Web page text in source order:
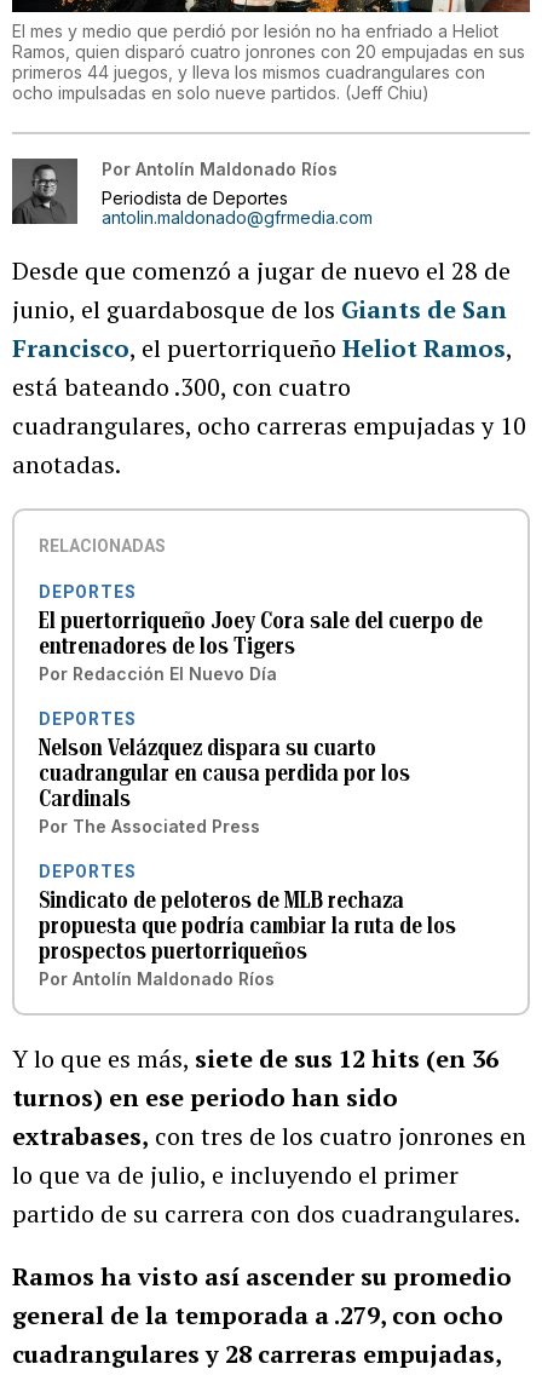
El mes y medio que perdió por lesión no ha enfriado a Heliot
Ramos, quien disparó cuatro jonrones con 20 empujadas en sus
primeros 44 juegos, y lleva los mismos cuadrangulares con
ocho impulsadas en solo nueve partidos. (Jeff Chiu)
Por Antolín Maldonado Ríos
Periodista de Deportes
antolin.maldonado@gfrmedia.com
Desde que comenzó a jugar de nuevo el 28 de
junio, el guardabosque de los Giants de San
Francisco, el puertorriqueño Heliot Ramos,
está bateando .300, con cuatro
cuadrangulares, ocho carreras empujadas y 10
anotadas.
RELACIONADAS
DEPORTES
El puertorriqueño Joey Cora sale del cuerpo de
entrenadores de los Tigers
Por Redacción El Nuevo Día
DEPORTES
Nelson Velázquez dispara su cuarto
cuadrangular en causa perdida por los
Cardinals
Por The Associated Press
DEPORTES
Sindicato de peloteros de MLB rechaza
propuesta que podría cambiar la ruta de los
prospectos puertorriqueños
Por Antolín Maldonado Ríos
Y lo que es más, siete de sus 12 hits (en 36
turnos) en ese periodo han sido
extrabases, con tres de los cuatro jonrones en
lo que va de julio, e incluyendo el primer
partido de su carrera con dos cuadrangulares.
Ramos ha visto así ascender su promedio
general de la temporada a .279, con ocho
cuadrangulares y 28 carreras empujadas,